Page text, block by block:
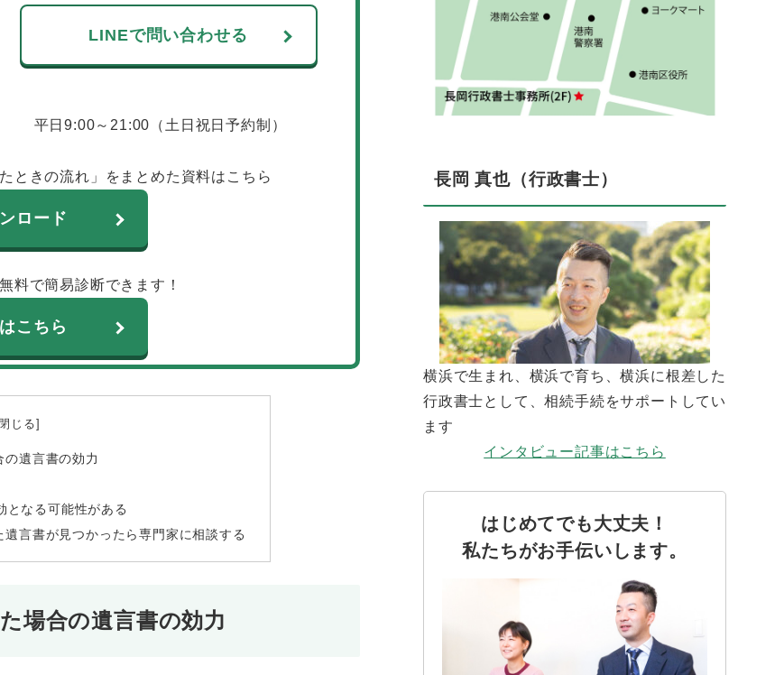
LINEで問い合わせる
平日9:00～21:00（土日祝日予約制）
ときの流れ」をまとめた資料はこちら
ロード
料で簡易診断できます！
こちら
遺言書の効力
となる可能性がある
言書が見つかったら専門家に相談する
場合の遺言書の効力
長岡 真也（行政書士）
横浜で生まれ、横浜で育ち、横浜に根差した
行政書士として、相続手続をサポートしてい
ます
インタビュー記事はこちら
はじめてでも大丈夫！
私たちがお手伝いします。